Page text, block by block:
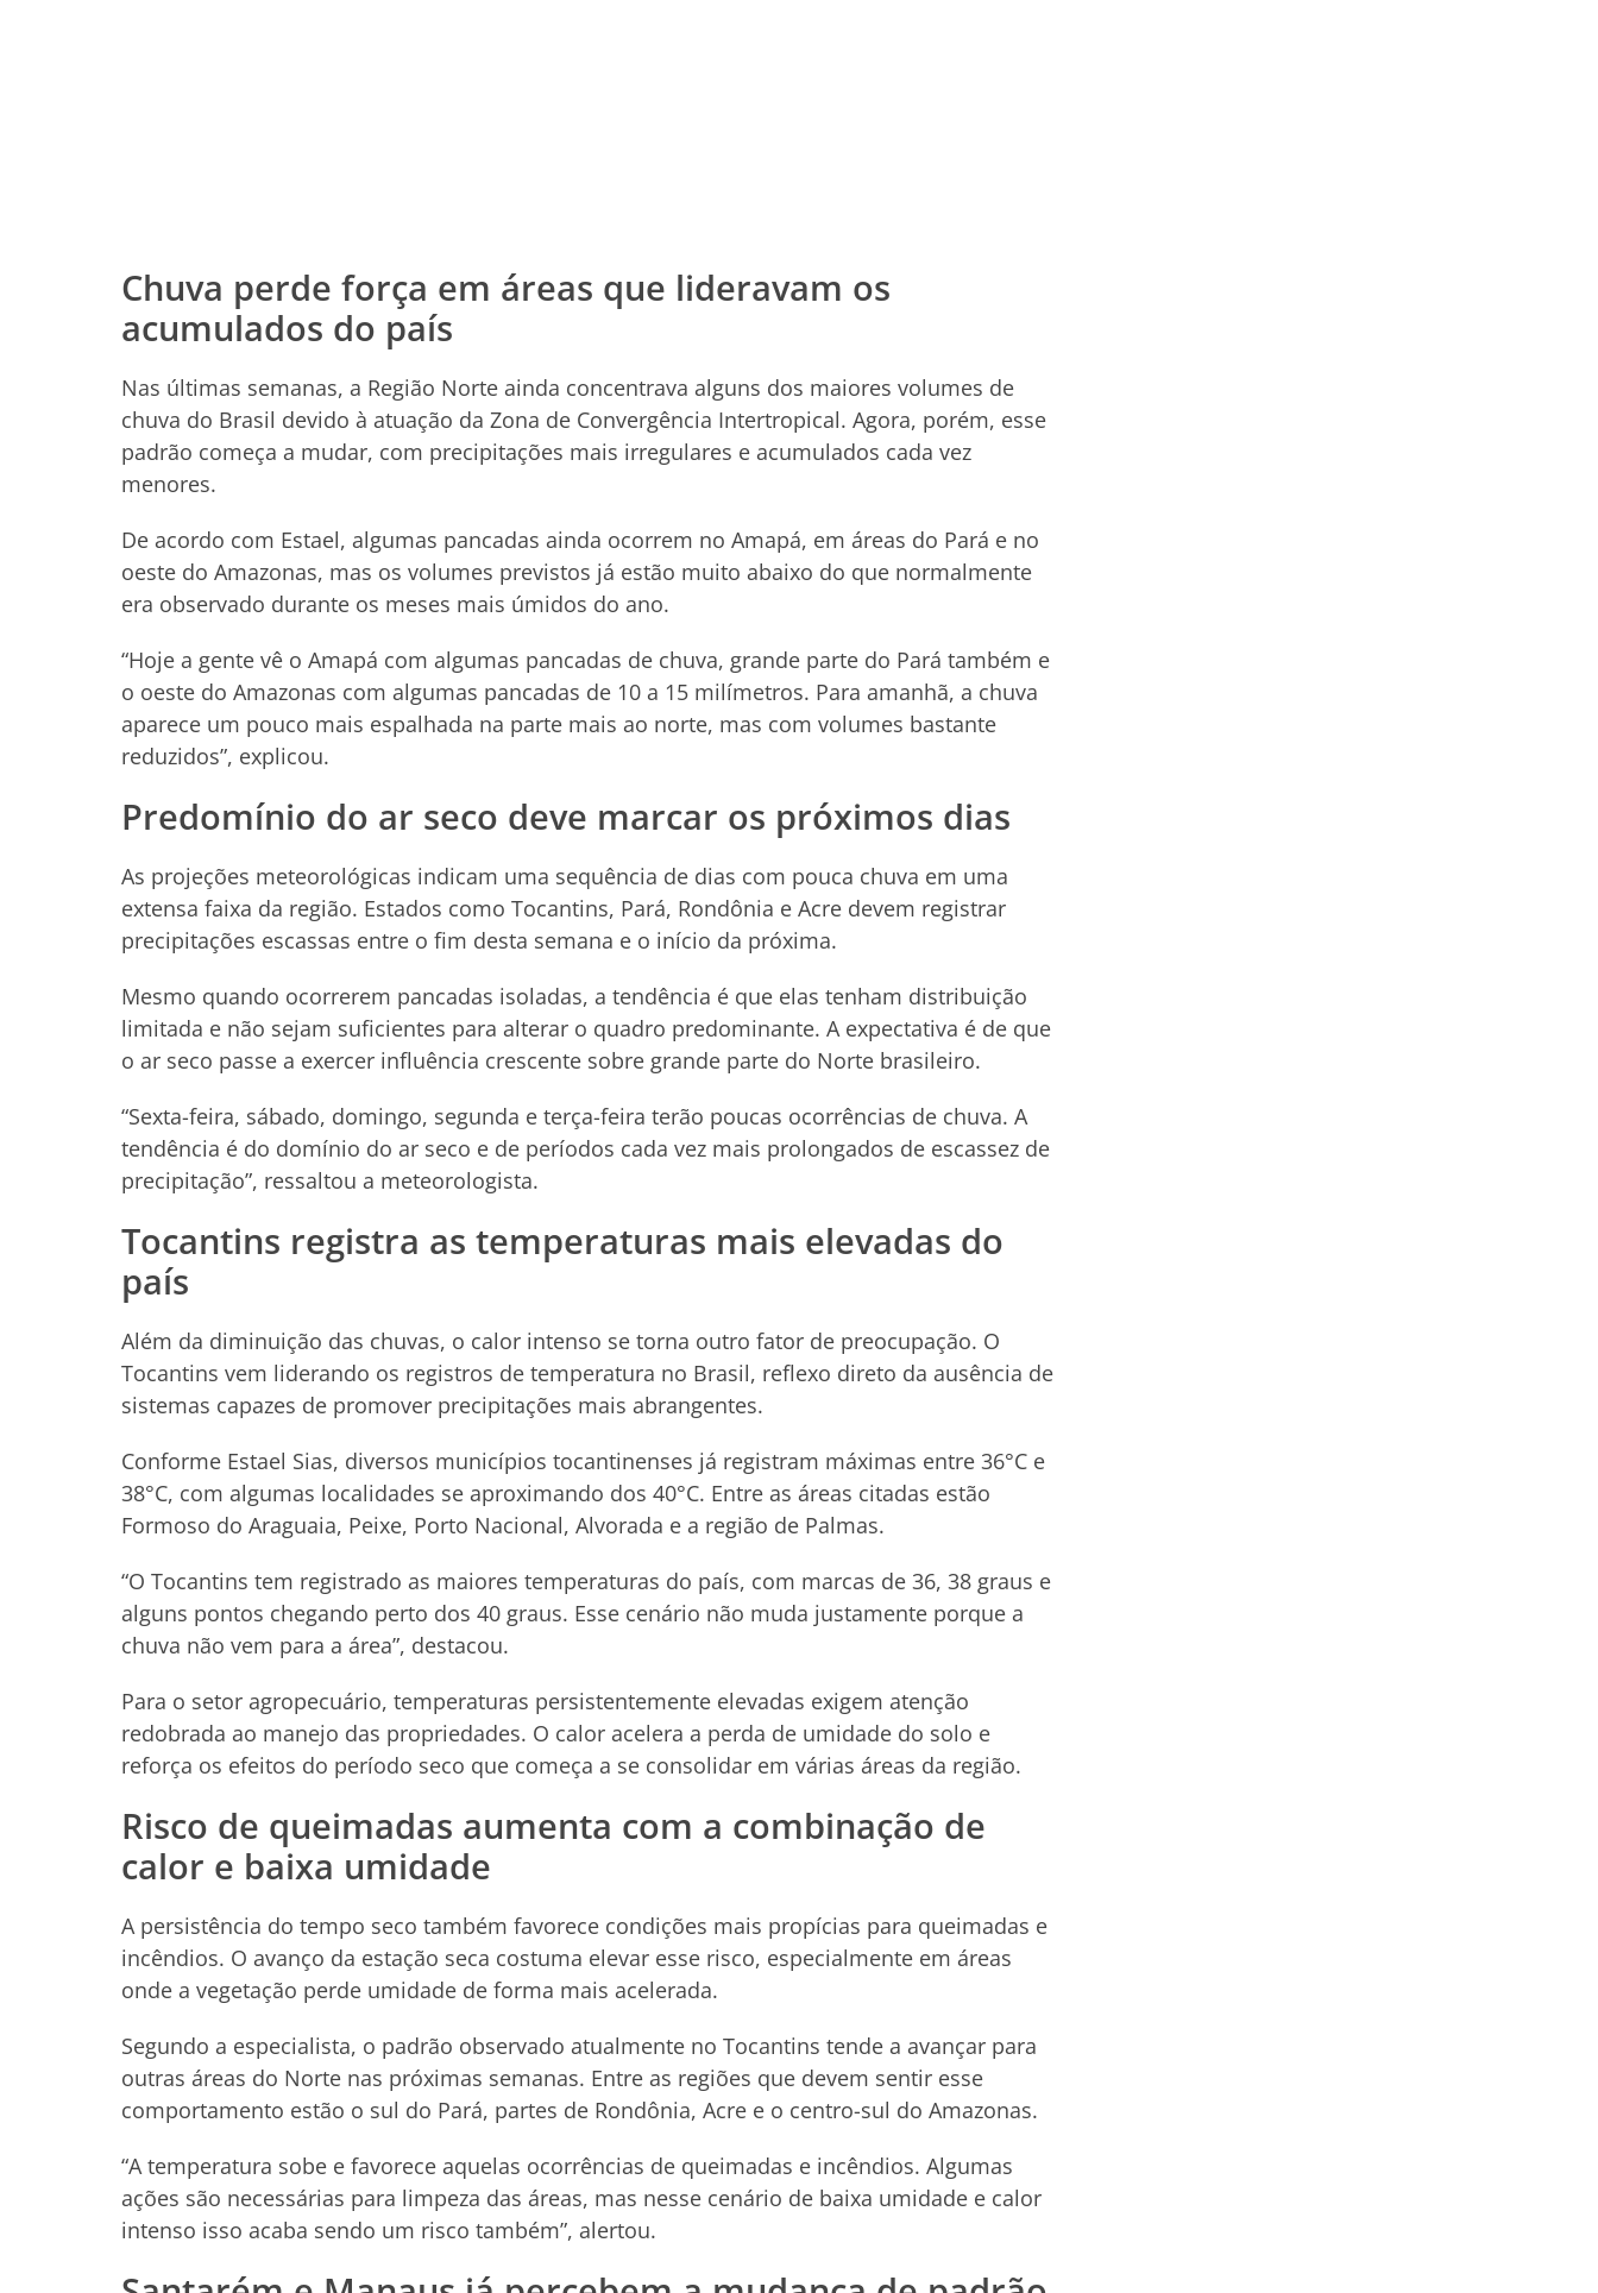
Chuva perde força em áreas que lideravam os
acumulados do país
Nas últimas semanas, a Região Norte ainda concentrava alguns dos maiores volumes de
chuva do Brasil devido à atuação da Zona de Convergência Intertropical. Agora, porém, esse
padrão começa a mudar, com precipitações mais irregulares e acumulados cada vez
menores.
De acordo com Estael, algumas pancadas ainda ocorrem no Amapá, em áreas do Pará e no
oeste do Amazonas, mas os volumes previstos já estão muito abaixo do que normalmente
era observado durante os meses mais úmidos do ano.
“Hoje a gente vê o Amapá com algumas pancadas de chuva, grande parte do Pará também e
o oeste do Amazonas com algumas pancadas de 10 a 15 milímetros. Para amanhã, a chuva
aparece um pouco mais espalhada na parte mais ao norte, mas com volumes bastante
reduzidos”, explicou.
Predomínio do ar seco deve marcar os próximos dias
As projeções meteorológicas indicam uma sequência de dias com pouca chuva em uma
extensa faixa da região. Estados como Tocantins, Pará, Rondônia e Acre devem registrar
precipitações escassas entre o fim desta semana e o início da próxima.
Mesmo quando ocorrerem pancadas isoladas, a tendência é que elas tenham distribuição
limitada e não sejam suficientes para alterar o quadro predominante. A expectativa é de que
o ar seco passe a exercer influência crescente sobre grande parte do Norte brasileiro.
“Sexta-feira, sábado, domingo, segunda e terça-feira terão poucas ocorrências de chuva. A
tendência é do domínio do ar seco e de períodos cada vez mais prolongados de escassez de
precipitação”, ressaltou a meteorologista.
Tocantins registra as temperaturas mais elevadas do
país
Além da diminuição das chuvas, o calor intenso se torna outro fator de preocupação. O
Tocantins vem liderando os registros de temperatura no Brasil, reflexo direto da ausência de
sistemas capazes de promover precipitações mais abrangentes.
Conforme Estael Sias, diversos municípios tocantinenses já registram máximas entre 36°C e
38°C, com algumas localidades se aproximando dos 40°C. Entre as áreas citadas estão
Formoso do Araguaia, Peixe, Porto Nacional, Alvorada e a região de Palmas.
“O Tocantins tem registrado as maiores temperaturas do país, com marcas de 36, 38 graus e
alguns pontos chegando perto dos 40 graus. Esse cenário não muda justamente porque a
chuva não vem para a área”, destacou.
Para o setor agropecuário, temperaturas persistentemente elevadas exigem atenção
redobrada ao manejo das propriedades. O calor acelera a perda de umidade do solo e
reforça os efeitos do período seco que começa a se consolidar em várias áreas da região.
Risco de queimadas aumenta com a combinação de
calor e baixa umidade
A persistência do tempo seco também favorece condições mais propícias para queimadas e
incêndios. O avanço da estação seca costuma elevar esse risco, especialmente em áreas
onde a vegetação perde umidade de forma mais acelerada.
Segundo a especialista, o padrão observado atualmente no Tocantins tende a avançar para
outras áreas do Norte nas próximas semanas. Entre as regiões que devem sentir esse
comportamento estão o sul do Pará, partes de Rondônia, Acre e o centro-sul do Amazonas.
“A temperatura sobe e favorece aquelas ocorrências de queimadas e incêndios. Algumas
ações são necessárias para limpeza das áreas, mas nesse cenário de baixa umidade e calor
intenso isso acaba sendo um risco também”, alertou.